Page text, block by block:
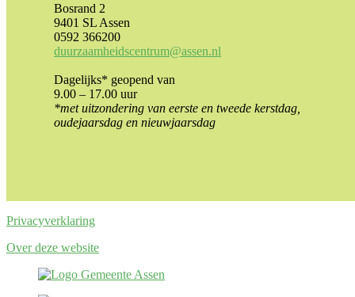
Bosrand 2
9401 SL Assen
0592 366200
duurzaamheidscentrum@assen.nl
Dagelijks* geopend van
9.00 – 17.00 uur
*met uitzondering van eerste en tweede kerstdag,
oudejaarsdag en nieuwjaarsdag
Privacyverklaring
Over deze website